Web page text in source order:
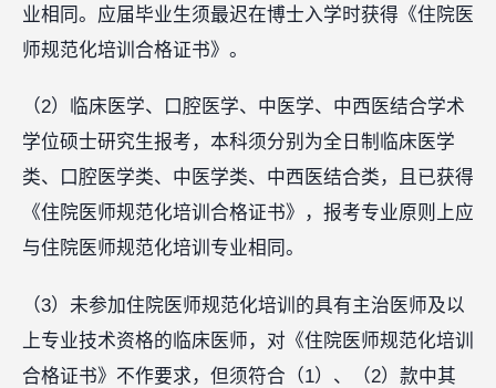
业相同。应届毕业生须最迟在博士入学时获得《住院医
师规范化培训合格证书》。
（2）临床医学、口腔医学、中医学、中西医结合学术
学位硕士研究生报考，本科须分别为全日制临床医学
类、口腔医学类、中医学类、中西医结合类，且已获得
《住院医师规范化培训合格证书》，报考专业原则上应
与住院医师规范化培训专业相同。
（3）未参加住院医师规范化培训的具有主治医师及以
上专业技术资格的临床医师，对《住院医师规范化培训
合格证书》不作要求，但须符合（1）、（2）款中其